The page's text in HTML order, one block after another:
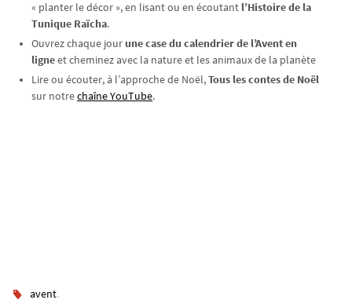
« planter le décor », en lisant ou en écoutant l’Histoire de la
Tunique Raïcha.
Ouvrez chaque jourune case du calendrier de l’Avent en
ligneet cheminez avec la nature et les animaux de la planète
Lire ou écouter, à l’approche de Noël,Tous les contes de Noël
sur notrechaîne YouTube.
avent.